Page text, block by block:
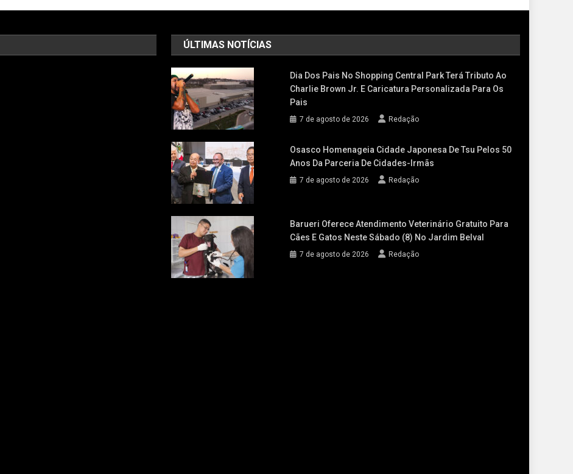
Em
ÚLTIMAS NOTÍCIAS
Dia Dos Pais No Shopping Central Park Terá Tributo Ao
Charlie Brown Jr. E Caricatura Personalizada Para Os
Pais
7 de agosto de 2026 Redação
Osasco Homenageia Cidade Japonesa De Tsu Pelos 50
Anos Da Parceria De Cidades-Irmãs
7 de agosto de 2026 Redação
Barueri Oferece Atendimento Veterinário Gratuito Para
Cães E Gatos Neste Sábado (8) No Jardim Belval
7 de agosto de 2026 Redação